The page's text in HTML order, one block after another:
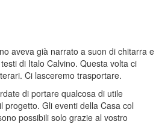
aveva già narrato a suon di chitarra e
di Italo Calvino. Questa volta ci
Ci lasceremo trasportare.
di portare qualcosa di utile
Gli eventi della Casa col
possibili solo grazie al vostro